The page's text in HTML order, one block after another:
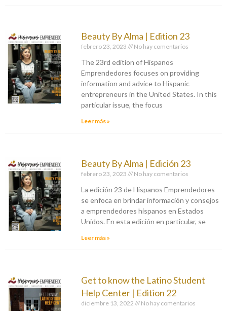
Beauty By Alma | Edition 23
febrero 23, 2023 No hay comentarios
The 23rd edition of Hispanos
Emprendedores focuses on providing
information and advice to Hispanic
entrepreneurs in the United States. In this
particular issue, the focus
Leer más »
Beauty By Alma | Edición 23
febrero 23, 2023 No hay comentarios
La edición 23 de Hispanos Emprendedores
se enfoca en brindar información y consejos
a emprendedores hispanos en Estados
Unidos. En esta edición en particular, se
Leer más »
Get to know the Latino Student
Help Center | Edition 22
diciembre 13, 2022 No hay comentarios